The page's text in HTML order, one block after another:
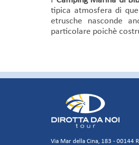
tipica atmosfera di
etrusche nasconde
particolare poichè
Via Mar della Cina, 183 - 00144